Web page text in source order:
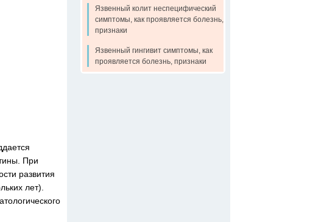
При
развития
лет).
Язвенный колит неспецифический
симптомы, как проявляется болезнь,
признаки
Язвенный гингивит симптомы, как
проявляется болезнь, признаки